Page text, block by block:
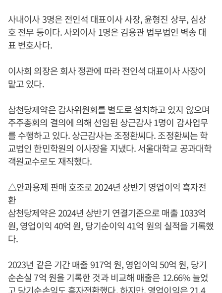
사내이사 3명은 전인석 대표이사 사장, 윤형진 상무, 심상
호 전무 등이다. 사외이사 1명은 김용관 법무법인 벽송 대
표 변호사다.
이사회 의장은 회사 정관에 따라 전인석 대표이사 사장이
맡고 있다.
삼천당제약은 감사위원회를 별도로 설치하고 있지 않으며
주주총회의 결의에 의해 선임된 상근감사 1명이 감사업무
를 수행하고 있다. 상근감사는 조정환씨다. 조정환씨는 학
교법인 한민학원의 이사장을 지냈다. 서울대학교 공과대학
객원교수로도 재직했다.
△안과용제 판매 호조로 2024년 상반기 영업이익 흑자전
환
삼천당제약은 2024년 상반기 연결기준으로 매출 1033억
원, 영업이익 40억 원, 당기순이익 41억 원의 실적을 기록했
다.
2023년 같은 기간 매출 917억 원, 영업이익 50억 원, 당기
순손실 7억 원을 기록한 것과 비교해 매출은 12.66% 늘었
고 당기순손익도 흑자전환했다. 하지만, 영업이익은 21.4